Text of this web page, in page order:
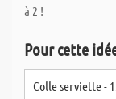
à 2 !
Pour cette
Colle serviette -